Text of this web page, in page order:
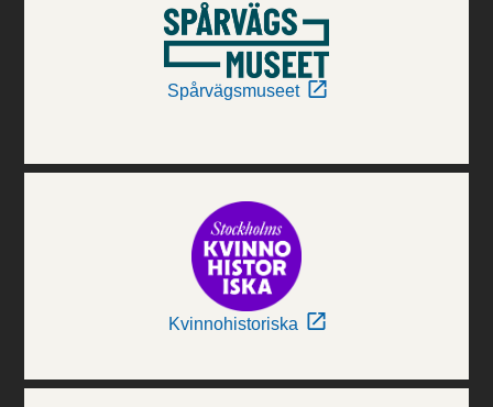
Spårvägsmuseet
Kvinnohistoriska